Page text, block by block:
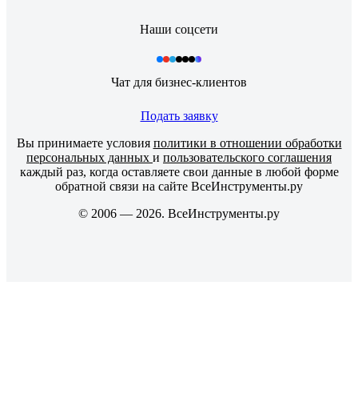
Наши соцсети
Чат для бизнес-клиентов
Подать заявку
Вы принимаете условия политики в отношении обработки
персональных данных и пользовательского соглашения
каждый раз, когда оставляете свои данные в любой форме
обратной связи на сайте ВсеИнструменты.ру
© 2006 — 2026. ВсеИнструменты.ру